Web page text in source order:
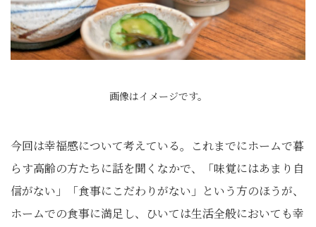
画像はイメージです。
今回は幸福感について考えている。これまでにホームで暮
らす高齢の方たちに話を聞くなかで、「味覚にはあまり自
信がない」「食事にこだわりがない」という方のほうが、
ホームでの食事に満足し、ひいては生活全般においても幸